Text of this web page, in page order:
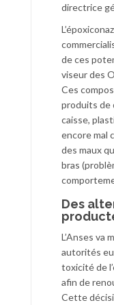
directrice
de ces
viseur des
Ces
produits de
caisse,
encore mal
des maux
bras
Des
L’Anses va
autorités
toxicité de
afin de
Cette